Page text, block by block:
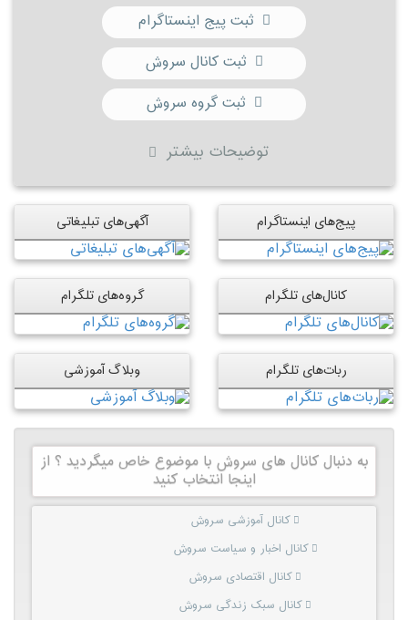
ثبت پیج اینستاگرام
ثبت کانال سروش
ثبت گروه سروش
توضیحات بیشتر
پیج‌های اینستاگرام آگهی‌های تبلیغاتی
کانال‌های تلگرام گروه‌های تلگرام
ربات‌های تلگرام وبلاگ آموزشی
به دنبال کانال های سروش با موضوع خاص میگردید ؟ از
اینجا انتخاب کنید
کانال آموزشی سروش
کانال اخبار و سیاست سروش
کانال اقتصادی سروش
کانال سبک زندگی سروش